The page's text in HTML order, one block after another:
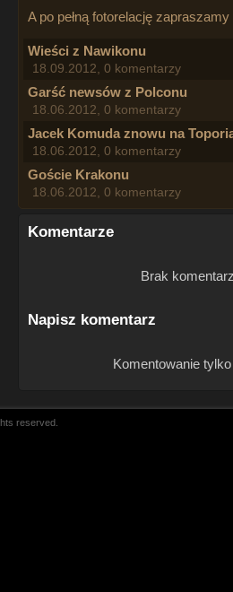
A po pełną fotorelację
Wieści z Nawikonu
18.09.2012, 0 komentarzy
Garść newsów z Polconu
18.06.2012, 0 komentarzy
Jacek Komuda znowu na
18.06.2012, 0 komentarzy
Goście Krakonu
18.06.2012, 0 komentarzy
Komentarze
Brak
Napisz komentarz
Komentowanie
reserved.